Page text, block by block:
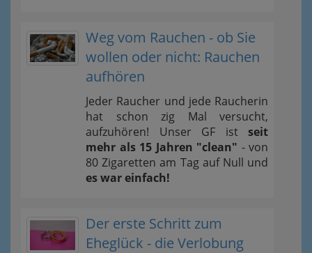
Weg vom Rauchen - ob Sie
wollen oder nicht: Rauchen
aufhören
Jeder Raucher und jede Raucherin
hat schon zig Mal versucht,
aufzuhören! Unser GF ist seit
mehr als 15 Jahren "clean" - von
80 Zigaretten am Tag auf Null und
es war einfach!
Der erste Schritt zum
Eheglück - die Verlobung